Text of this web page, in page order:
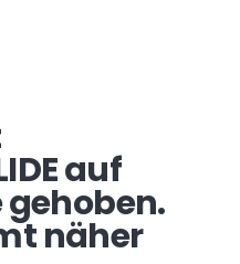
auf
näher